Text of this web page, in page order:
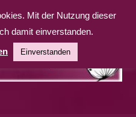
Mit der Nutzung dieser
damit einverstanden.
Einverstanden